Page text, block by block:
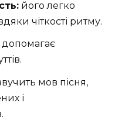
його легко
чіткості ритму.
мов пісня,
і